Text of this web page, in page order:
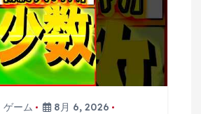
ゲーム
8月 6, 2026